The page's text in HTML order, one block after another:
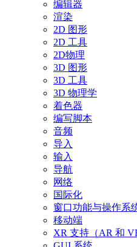
编辑器
渲染
2D 图形
2D 工具
2D物理
3D 图形
3D 工具
3D 物理学
着色器
编写脚本
音频
导入
输入
导航
网络
国际化
窗口功能与操作系
移动端
XR 支持（AR 和